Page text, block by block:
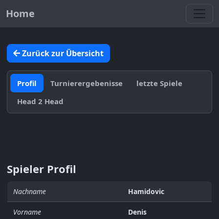
Home
Zurück zur Übersicht
Profil Turnierergebenisse
letzte Spiele
Head 2 Head
Spieler Profil
Nachname Hamidovic
Vorname Denis